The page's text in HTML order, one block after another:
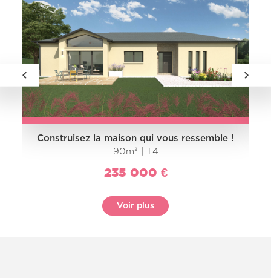
Construisez la maison qui vous ressemble !
90m² | T4
235 000 €
Voir plus